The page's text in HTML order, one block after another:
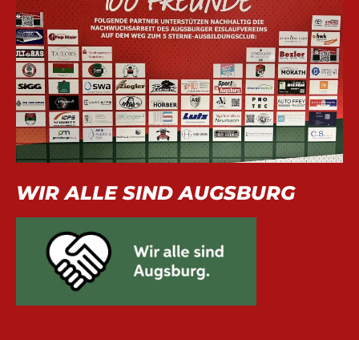
WIR ALLE SIND AUGSBURG